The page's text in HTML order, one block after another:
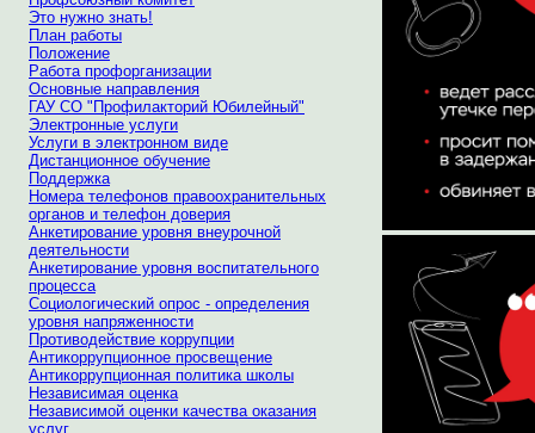
Это нужно знать!
План работы
Положение
Работа профорганизации
Основные направления
ГАУ СО "Профилакторий Юбилейный"
Электронные услуги
Услуги в электронном виде
Дистанционное обучение
Поддержка
Номера телефонов правоохранительных
органов и телефон доверия
Анкетирование уровня внеурочной
деятельности
Анкетирование уровня воспитательного
процесса
Социологический опрос - определения
уровня напряженности
Противодействие коррупции
Антикоррупционное просвещение
Антикоррупционная политика школы
Независимая оценка
Независимой оценки качества оказания
услуг